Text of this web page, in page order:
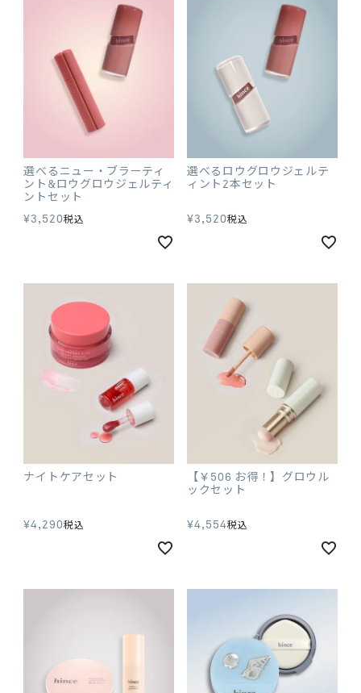
選べるニュー・ブラーティ
ント&ロウグロウジェルティ
ントセット
¥3,520税込
選べるロウグロウジェルテ
ィント2本セット
¥3,520税込
ナイトケアセット
¥4,290税込
【￥506 お得！】グロウル
ックセット
¥4,554税込